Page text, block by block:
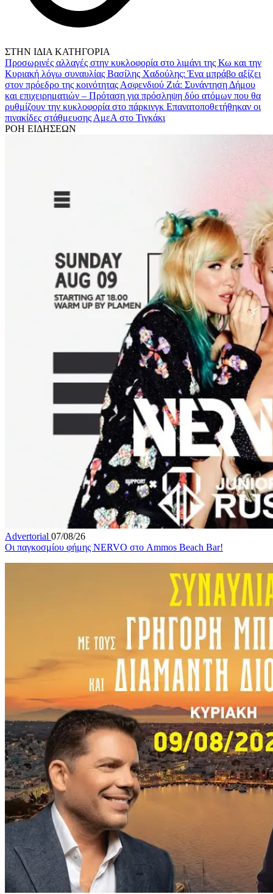
ΣΤΗΝ ΙΔΙΑ ΚΑΤΗΓΟΡΙΑ
Προσωρινές αλλαγές στην κυκλοφορία στο λιμάνι της Κω και την
Κυριακή λόγω συναυλίας Βασίλης Χαδούλης: Ένα μπράβο αξίζει
στον πρόεδρο της κοινότητας Ασφενδιού Ζιά: Συνάντηση Δήμου
και επιχειρηματιών – Πρόταση για πρόσληψη δύο ατόμων που θα
ρυθμίζουν την κυκλοφορία στο πάρκινγκ Επανατοποθετήθηκαν οι
πινακίδες στάθμευσης ΑμεΑ στο Τιγκάκι
ΡΟΗ ΕΙΔΗΣΕΩΝ
Advertorial 07/08/26
Οι παγκοσμίου φήμης NERVO στο Ammos Beach Bar!